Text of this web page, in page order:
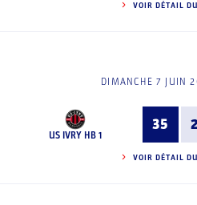
VOIR DÉTAIL
DIMANCHE 7 JUIN
US IVRY HB 1
35
VOIR DÉTAIL